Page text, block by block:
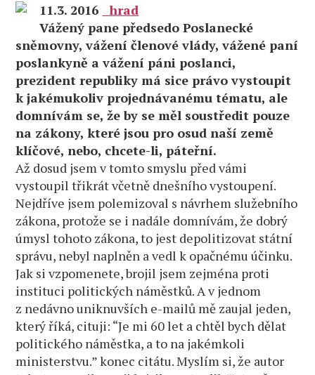
11.3. 2016
hrad
Vážený pane předsedo Poslanecké
sněmovny, vážení členové vlády, vážené paní
poslankyně a vážení páni poslanci,
prezident republiky má sice právo vystoupit
k jakémukoliv projednávanému tématu, ale
domnívám se, že by se měl soustředit pouze
na zákony, které jsou pro osud naší země
klíčové, nebo, chcete-li, páteřní.
Až dosud jsem v tomto smyslu před vámi
vystoupil třikrát včetně dnešního vystoupení.
Nejdříve jsem polemizoval s návrhem služebního
zákona, protože se i nadále domnívám, že dobrý
úmysl tohoto zákona, to jest depolitizovat státní
správu, nebyl naplněn a vedl k opačnému účinku.
Jak si vzpomenete, brojil jsem zejména proti
instituci politických náměstků. A v jednom
z nedávno uniknuvších e-mailů mě zaujal jeden,
který říká, cituji: “Je mi 60 let a chtěl bych dělat
politického náměstka, a to na jakémkoli
ministerstvu.” konec citátu. Myslím si, že autor